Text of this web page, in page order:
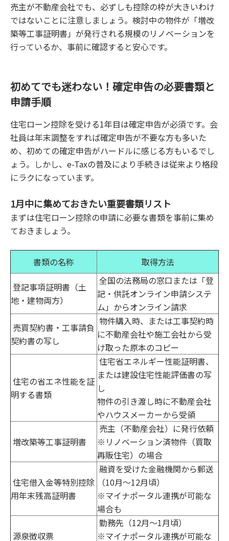
売主が不動産会社でも、必ずしも控除の枠が大きいわけ
ではないことに注意しましょう。検討中の物件が「増改
築等工事証明書」が発行される規模のリノベーションを
行っているか、事前に確認すると安心です。
初めてでも迷わない！確定申告の必要書類と
申請手順
住宅ローン控除を受ける1年目は確定申告が必須です。会
社員は年末調整をすれば確定申告が不要な方も多いた
め、初めての確定申告がハードルに感じる方もいるでし
ょう。しかし、e-Taxの普及により手続きは従来より格段
にラクになっています。
1月中に集めておきたい重要書類リスト
まずは住宅ローン控除の申請に必要な書類を事前に集め
ておきましょう。
書類の名称 取得方法
登記事項証明書（土
地・建物両方）
全国の法務局の窓口または「登
記・供託オンライン申請システ
ム」からオンライン請求
売買契約書・工事請負
契約書の写し
物件購入時、または工事契約時
に不動産会社や施工会社から受
け取った原本のコピー
住宅の省エネ性能を証
明する書類
住宅省エネルギー性能証明書、
または建設住宅性能評価書の写
し
物件の引き渡し時に不動産会社
やハウスメーカーから受領
増改築等工事証明書
売主（不動産会社）に発行依頼
※リノベーション済物件（買取
再販住宅）の場合
住宅借入金等特別控除
用年末残高証明書
融資を受けた金融機関から郵送
（10月〜12月頃）
※マイナポータル連携が可能な
場合も
源泉徴収票
勤務先（12月〜1月頃）
※マイナポータル連携が可能な